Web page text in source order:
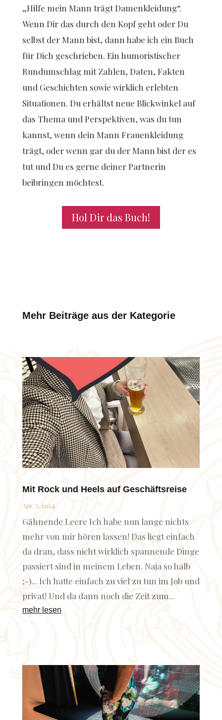
„Hilfe mein Mann trägt Damenkleidung“.
Wenn Dir das durch den Kopf geht oder Du
selbst der Mann bist, dann habe ich ein Buch
für Dich geschrieben. Ein humoristischer
Rundumschlag mit Zahlen, Daten, Fakten
und Geschichten sowie wirklich erlebten
Situationen. Du erhältst neue Blickwinkel auf
das Thema und Perspektiven, was du tun
kannst, wenn dein Mann Frauenkleidung
trägt, oder wenn gar du der Mann bist der es
tut und Du es gerne deiner Partnerin
beibringen möchtest.
Hol Dir das Buch!
Mehr Beiträge aus der Kategorie
Mit Rock und Heels auf Geschäftsreise
Apr. 5, 2024
Gähnende Leere Ich habe nun lange nichts
mehr von mir hören lassen! Das liegt einfach
da dran, dass nicht wirklich spannende Dinge
passiert sind in meinem Leben. Naja so halb
;-)... Ich hatte einfach zu viel zu tun im Job und
privat! Und da dann noch die Zeit zum...
mehr lesen